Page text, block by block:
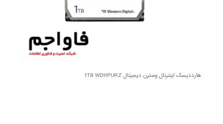
هارددیسک اینترنال وسترن دیجیتال 1TB WD11PURZ